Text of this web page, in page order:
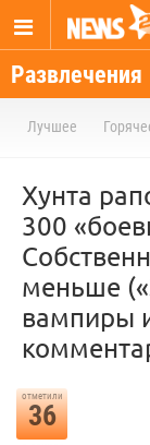
Развлечения
Лучшее
Хунта
300
меньше
вампиры
отметили
36